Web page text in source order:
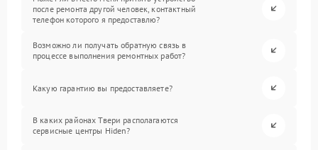
после ремонта другой человек, контактный
телефон которого я предоставлю?
Возможно ли получать обратную связь в
процессе выполнения ремонтных работ?
Какую гарантию вы предоставляете?
В каких районах Твери располагаются
сервисные центры Hiden?